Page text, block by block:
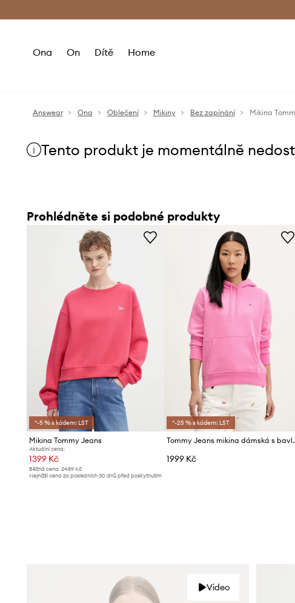
Doručení a vrácení
Ona On Dítě Home
Answear Ona Oblečení Mikiny Bez zapínání Mikina
Tento produkt je momentálně
Prohlédněte si podobné produkty
*-5 % s kódem: LST
Mikina Tommy Jeans
Aktuální cena:
1399 Kč
Běžná cena: 2489 Kč
Nejnižší cena za posledních 30 dnů před poskytnutím
*-25 % s kódem: LST
Tommy
1999 Kč
Video